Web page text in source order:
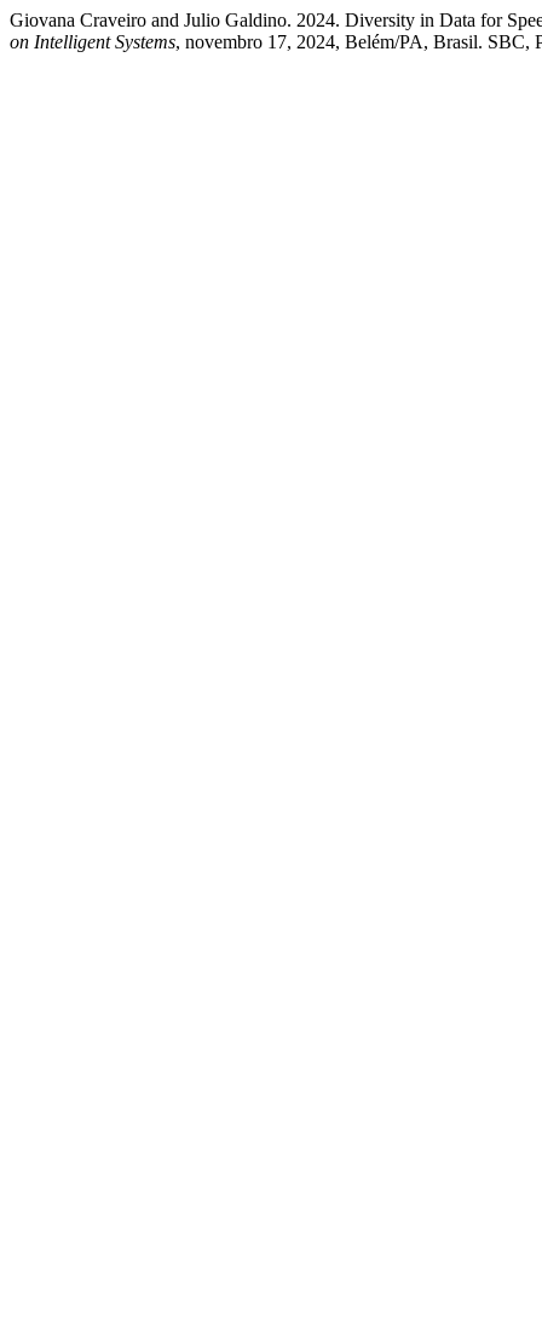
Giovana Craveiro and Julio Galdino. 2024. Diversity in Data for
on Intelligent Systems, novembro 17, 2024, Belém/PA, Brasil. SBC,